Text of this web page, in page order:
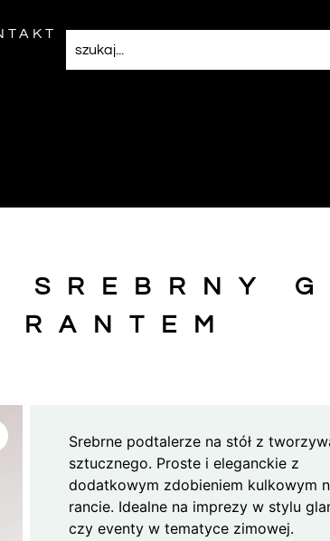
SREBRNY
RANTEM
Srebrne podtalerze na stół z
sztucznego. Proste i eleganckie z
dodatkowym zdobieniem kulkowym
rancie. Idealne na imprezy w stylu
czy eventy w tematyce zimowej.